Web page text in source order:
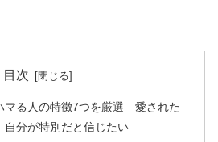
目次
マる人の特徴7つを厳選 愛された
自分が特別だと信じたい